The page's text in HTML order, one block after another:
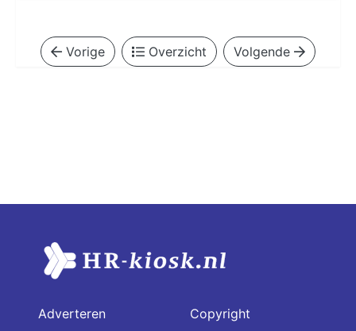
Vorige Overzicht Volgende
Adverteren
Copyright